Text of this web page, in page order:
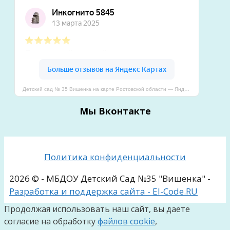
Мы Вконтакте
Политика конфиденциальности
2026 © - МБДОУ Детский Сад №35 "Вишенка" -
Разработка и поддержка сайта - El-Code.RU
Продолжая использовать наш сайт, вы даете
согласие на обработкуфайлов cookie,